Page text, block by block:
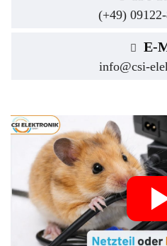
(+49)
E-
info@csi-